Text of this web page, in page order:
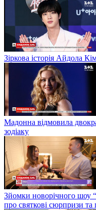
Зіркова історія Айдола
Мадонна відмовила
зодіаку
Зйомки новорічного шоу
про святкові сюрпризи та